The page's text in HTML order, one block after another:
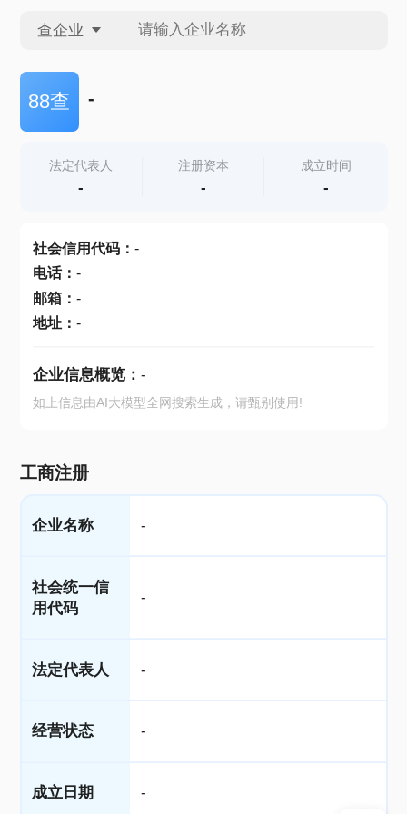
查企业
查企业
查产地
88查 -
法定代表人
-
注册资本
-
成立时间
-
社会信用代码： -
电话： -
邮箱： -
地址： -
企业信息概览： -
如上信息由AI大模型全网搜索生成，请甄别使用!
工商注册
企业名称 -
社会统一信
用代码
-
法定代表人 -
经营状态 -
成立日期 -